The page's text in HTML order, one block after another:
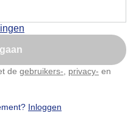
de gebruikers- privacy- en
Inloggen
2025, 206x bekeken
later
te passen